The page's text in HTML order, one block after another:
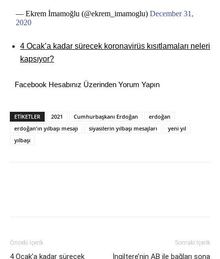
— Ekrem İmamoğlu (@ekrem_imamoglu)December 31,
2020
4 Ocak’a kadar sürecek koronavirüs kısıtlamaları neleri
kapsıyor?
Facebook Hesabınız Üzerinden Yorum Yapın
ETİKETLER 2021 Cumhurbaşkanı Erdoğan
erdoğan
erdoğan'ın yılbaşı mesajı
siyasilerin yılbaşı mesajları
yeni yıl
yılbaşı
Önceki İçerik
4 Ocak’a kadar sürecek
Sonraki İçerik
İngiltere’nin AB ile bağları sona